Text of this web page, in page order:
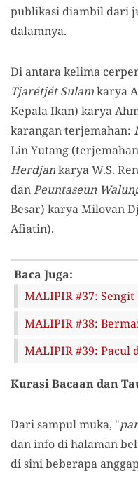
publikasi diambil dari
dalamnya.
Di antara kelima
Tjarétjét Sulamkarya
Kepala Ikan) karya
karangan terjemahan:
Lin Yutang
Herdjankarya W.S.
danPeuntaseun
Besar) karya Milovan
Afiatin).
Baca Juga:
MALIPIR #37:
MALIPIR #38:
MALIPIR #39: Pacul
Kurasi Bacaan dan
Dari sampul muka, "
dan info di halaman
di sini beberapa